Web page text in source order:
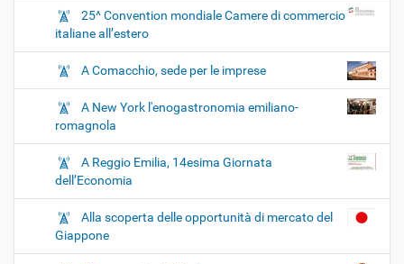
25^ Convention mondiale Camere di commercio
italiane all’estero
A Comacchio, sede per le imprese
A New York l'enogastronomia emiliano-
romagnola
A Reggio Emilia, 14esima Giornata
dell’Economia
Alla scoperta delle opportunità di mercato del
Giappone